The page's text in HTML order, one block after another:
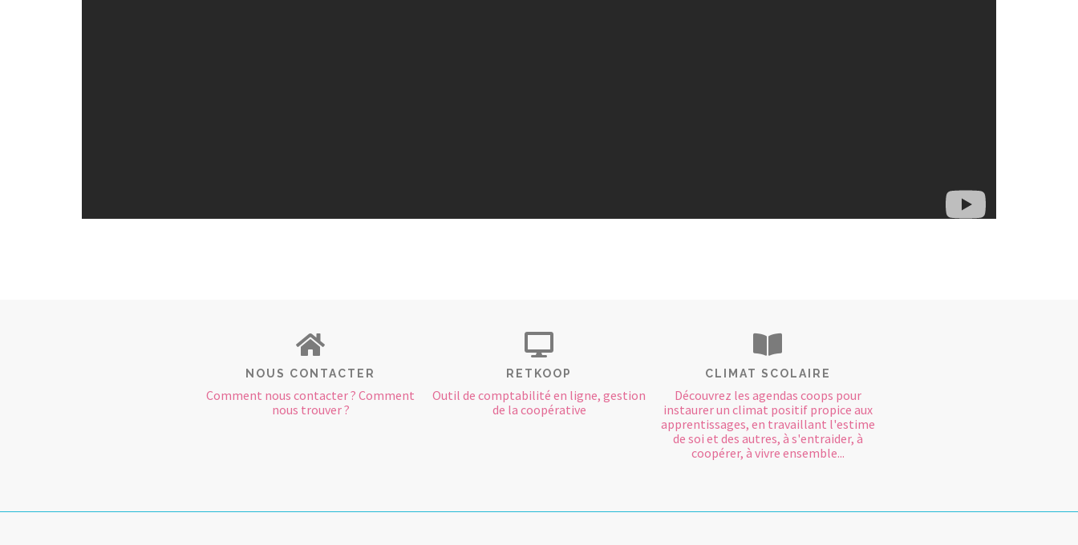
NOUS CONTACTER
Comment nous contacter ? Comment
nous trouver ?
RETKOOP
Outil de comptabilité en ligne, gestion
de la coopérative
CLIMAT SCOLAIRE
Découvrez les agendas coops pour
instaurer un climat positif propice aux
apprentissages, en travaillant l'estime
de soi et des autres, à s'entraider, à
coopérer, à vivre ensemble...